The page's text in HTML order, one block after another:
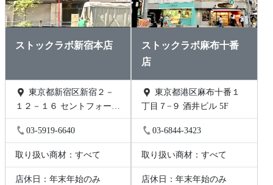
ストックラボ新宿本店
１２－１６ セントフォービ
ル２０３
03-5919-6640
取り扱い商材：すべて
店休日：年末年始のみ
ストックラボ麻布十番
店
東京都港区麻布十番１
丁目７−９ 酒井ビル 5F
03-6844-3423
取り扱い商材：すべて
店休日：年末年始のみ